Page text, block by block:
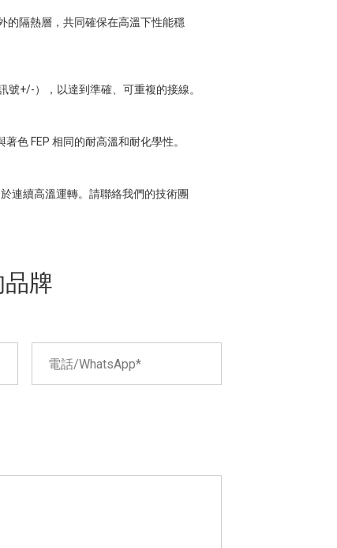
的隔熱層，共同確保在高溫下性能穩
+/-），以達到準確、可重複的接線。
色 FEP 相同的耐高溫和耐化學性。
連續高溫運轉。請聯絡我們的技術團
牌